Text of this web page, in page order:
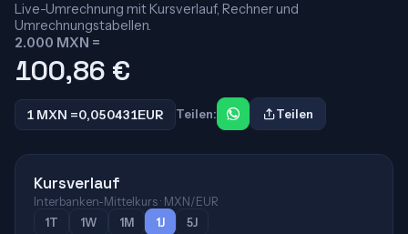
Live-Umrechnung mit Kursverlauf, Rechner und
Umrechnungstabellen.
2.000 MXN =
100,86 €
1 MXN =0,050431EUR Teilen: Teilen
Kursverlauf
Interbanken-Mittelkurs · MXN/EUR
1T
1W 1M 1J 5J